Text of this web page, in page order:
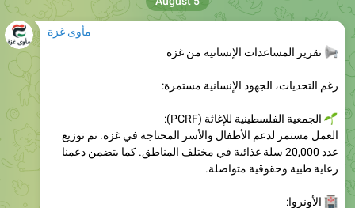
تقرير المساعدات الإنسانية من غزة
رغم التحديات، الجهود الإنسانية مستمرة:
الجمعية الفلسطينية للإغاثة (PCRF):
عدد 20,000 سلة غذائية في مختلف المناطق. كما يتضمن دعمنا
رعاية طبية وحقوقية متواصلة.
الأونروا:
الحدود، الشاحنات محملة بالمواد الغذائية والأدوية الضرورية.